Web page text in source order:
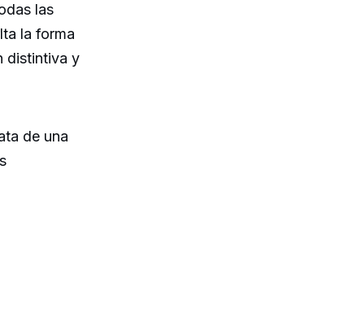
las
la forma
distintiva y
de una